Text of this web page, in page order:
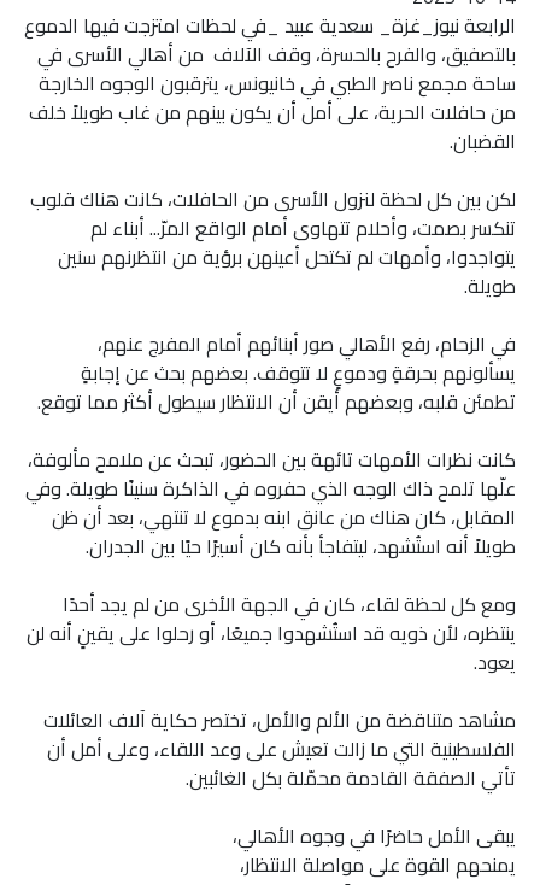
الرابعة نيوز_غزة_ سعدية عبيد _في لحظات امتزجت فيها الدموع
بالتصفيق، والفرح بالحسرة، وقف الآلاف من أهالي الأسرى في
ساحة مجمع ناصر الطبي في خانيونس، يترقبون الوجوه الخارجة
من حافلات الحرية، على أمل أن يكون بينهم من غاب طويلاً خلف
القضبان.
لكن بين كل لحظة لنزول الأسرى من الحافلات، كانت هناك قلوب
تنكسر بصمت، وأحلام تتهاوى أمام الواقع المرّ... أبناء لم
يتواجدوا، وأمهات لم تكتحل أعينهن برؤية من انتظرنهم سنين
طويلة.
في الزحام، رفع الأهالي صور أبنائهم أمام المفرج عنهم،
يسألونهم بحرقةٍ ودموعٍ لا تتوقف. بعضهم بحث عن إجابةٍ
تطمئن قلبه، وبعضهم أيقن أن الانتظار سيطول أكثر مما توقع.
كانت نظرات الأمهات تائهة بين الحضور، تبحث عن ملامح مألوفة،
علّها تلمح ذاك الوجه الذي حفروه في الذاكرة سنينًا طويلة. وفي
المقابل، كان هناك من عانق ابنه بدموع لا تنتهي، بعد أن ظن
طويلاً أنه استُشهد، ليتفاجأ بأنه كان أسيرًا حيًا بين الجدران.
ومع كل لحظة لقاء، كان في الجهة الأخرى من لم يجد أحدًا
ينتظره، لأن ذويه قد استُشهدوا جميعًا، أو رحلوا على يقينٍ أنه لن
يعود.
مشاهد متناقضة من الألم والأمل، تختصر حكاية آلاف العائلات
الفلسطينية التي ما زالت تعيش على وعد اللقاء، وعلى أمل أن
تأتي الصفقة القادمة محمّلة بكل الغائبين.
يبقى الأمل حاضرًا في وجوه الأهالي،
يمنحهم القوة على مواصلة الانتظار،